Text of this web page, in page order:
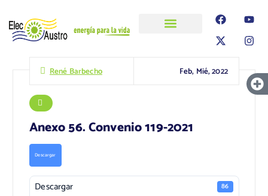
René Barbecho Feb, Mié, 2022
Anexo 56. Convenio 119-2021
Descargar
Descargar 86